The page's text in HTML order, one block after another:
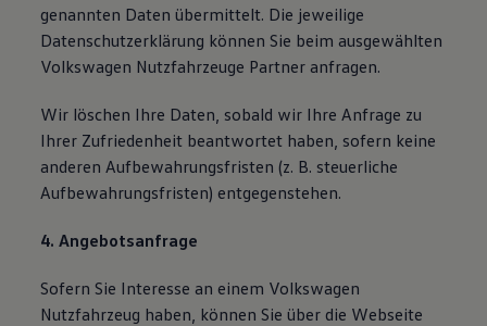
genannten Daten übermittelt. Die jeweilige
Datenschutzerklärung können Sie beim ausgewählten
Volkswagen Nutzfahrzeuge Partner anfragen.
Wir löschen Ihre Daten, sobald wir Ihre Anfrage zu
Ihrer Zufriedenheit beantwortet haben, sofern keine
anderen Aufbewahrungsfristen (z. B. steuerliche
Aufbewahrungsfristen) entgegenstehen.
4. Angebotsanfrage
Sofern Sie Interesse an einem Volkswagen
Nutzfahrzeug haben, können Sie über die Webseite